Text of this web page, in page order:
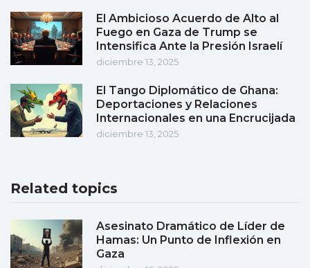
El Ambicioso Acuerdo de Alto al
Fuego en Gaza de Trump se
Intensifica Ante la Presión Israelí
diciembre 13, 2025
El Tango Diplomático de Ghana:
Deportaciones y Relaciones
Internacionales en una Encrucijada
diciembre 13, 2025
Related topics
Asesinato Dramático de Líder de
Hamas: Un Punto de Inflexión en
Gaza